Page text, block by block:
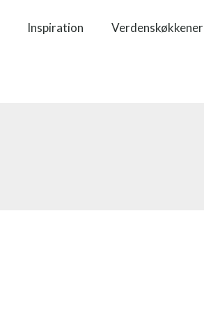
Inspiration Verdenskøkkener